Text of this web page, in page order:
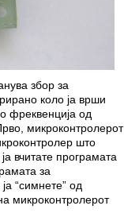
збор за
коло ја врши
фреквенција од
микроконтролерот
што
вчитате програмата
за
“симнете” од
микроконтролерот